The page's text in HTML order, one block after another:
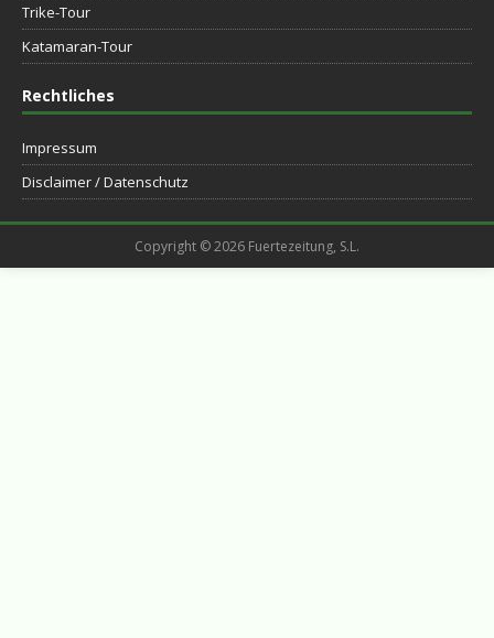
Trike-Tour
Katamaran-Tour
Rechtliches
Impressum
Disclaimer / Datenschutz
Copyright © 2026 Fuertezeitung, S.L.